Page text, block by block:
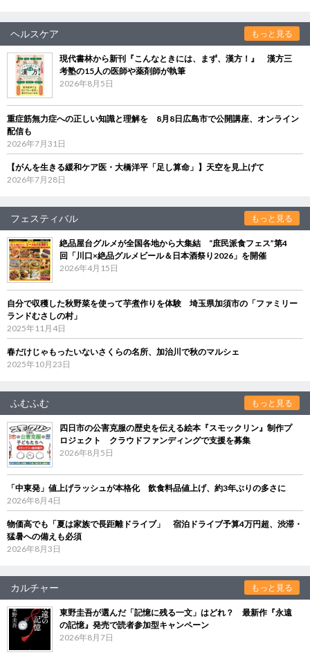
ヘルスケア もっと見る
現代書林から新刊『こんなときには、まず、漢方！』 漢方三
考塾の15人の医師や薬剤師が執筆
2026年8月5日
重症筋無力症への正しい知識と理解を 8月8日広島市で公開講座、オンライン
配信も
2026年7月31日
【がんを生きる緩和ケア医・大橋洋平「足し算命」】天空を見上げて
2026年7月28日
フェスティバル もっと見る
絶品屋台グルメが全国各地から大集結 “庶民派食フェス”第4
回「川口×絶品グルメビール＆日本酒祭り2026」を開催
2026年4月15日
自分で収穫した秋野菜を使って芋煮作りを体験 埼玉県加須市の「ファミリー
ランドむさしの村」
2025年11月4日
春だけじゃもったいないさくらの名所、加治川で秋のマルシェ
2025年10月23日
ふむふむ もっと見る
四日市の公害克服の歴史を伝える絵本『スモックリン』制作プ
ロジェクト クラウドファンディングで支援を募集
2026年8月5日
「中東発」値上げラッシュが本格化 飲食料品値上げ、約3年ぶりの多さに
2026年8月4日
物価高でも「夏は家族で長距離ドライブ」 宿泊ドライブ予算4万円超、渋滞・
猛暑への備えも必須
2026年8月3日
カルチャー もっと見る
東野圭吾が選んだ「記憶に残る一文」はどれ？ 最新作『永遠
の記憶』発売で読者参加型キャンペーン
2026年8月7日